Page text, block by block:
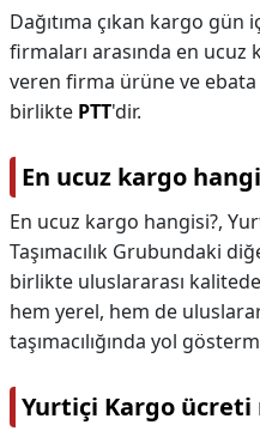
Dağıtıma çıkan kargo gün
firmaları arasında en ucuz
veren firma ürüne ve
birlikte PTT'dir.
En ucuz kargo
En ucuz kargo hangisi?,
Taşımacılık Grubundaki
birlikte uluslararası
hem yerel, hem de
taşımacılığında yol
Yurtiçi Kargo ücreti